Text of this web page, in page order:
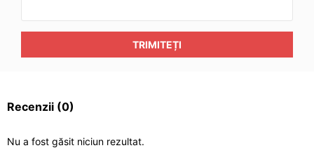
TRIMITEȚI
Recenzii (0)
Nu a fost găsit niciun rezultat.